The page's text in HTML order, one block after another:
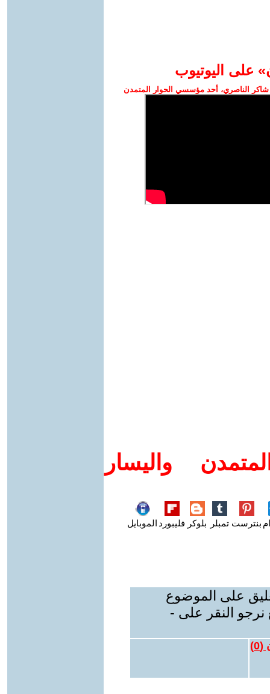
على اليوتيوب
الناصري، أحد مؤسسي الحوار المتمدن
واليسار
بنترست تمبلر بلوكر فليبورد الموبايل
على الموضوع
نرجو النقر على -
(
0
)